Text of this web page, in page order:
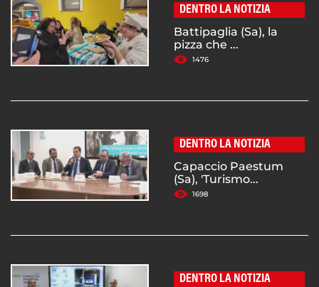
DENTRO LA NOTIZIA
Battipaglia (Sa), la
pizza che ...
1476
DENTRO LA NOTIZIA
Capaccio Paestum
(Sa), 'Turismo...
1698
DENTRO LA NOTIZIA